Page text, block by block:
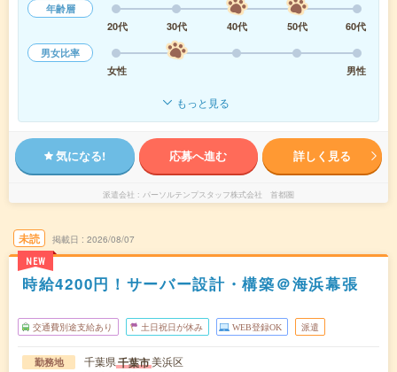
年齢層
20代
30代 40代 50代
60代
男女比率
女性
男性
もっと見る
気になる! 応募へ進む 詳しく見る
派遣会社 パーソルテンプスタッフ株式会社 首都圏
未読
NEW
掲載日 2026/08/07
時給4200円！サーバー設計・構築＠海浜幕張
交通費別途支給あり 土日祝日が休み WEB登録OK 派遣
勤務地 千葉県千葉市美浜区